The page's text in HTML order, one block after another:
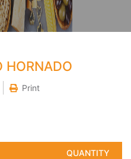
HORNADO
Print
QUANTITY